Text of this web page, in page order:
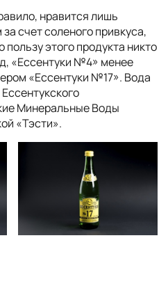
нравится лишь
счет соленого привкуса,
этого продукта никто
«Ессентуки №4» менее
«Ессентуки №17». Вода
Минеральные Воды
«Тэсти».